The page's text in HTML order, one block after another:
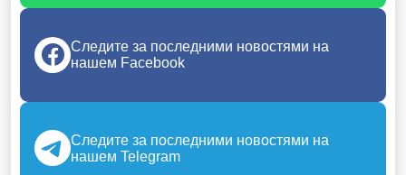
Следите за последними новостями на
нашем Facebook
Следите за последними новостями на
нашем Telegram